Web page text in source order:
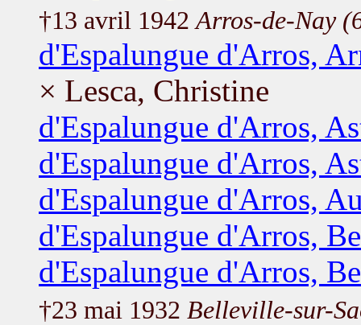
†13 avril 1942 Arros-de-Nay
d'Espalungue d'Arros,
× Lesca, Christine
d'Espalungue d'Arros,
d'Espalungue d'Arros,
d'Espalungue d'Arros,
d'Espalungue d'Arros,
d'Espalungue d'Arros,
†23 mai 1932 Belleville-sur-